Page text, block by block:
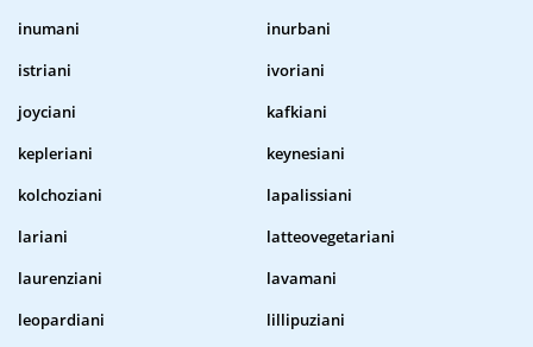
inumani
inurbani
istriani
ivoriani
joyciani
kafkiani
kepleriani
keynesiani
kolchoziani
lapalissiani
lariani
latteovegetariani
laurenziani
lavamani
leopardiani
lillipuziani